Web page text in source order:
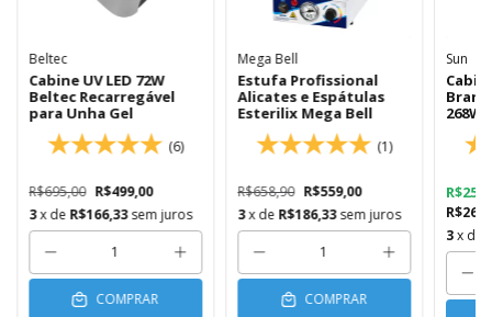
Beltec
Cabine UV LED 72W
Beltec Recarregável
para Unha Gel
(6)
R$695,00 R$499,00
3x de R$166,33 sem juros
COMPRAR
Mega Bell
Estufa Profissional
Alicates e Espátulas
Esterilix Mega Bell
(1)
R$658,90 R$559,00
3x de R$186,33 sem juros
COMPRAR
Sun
268W
3 x de